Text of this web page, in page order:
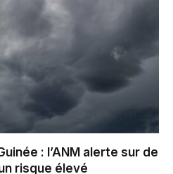
: l’ANM alerte sur de
risque élevé